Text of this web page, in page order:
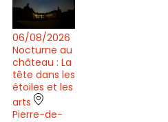
06/08/2026
Nocturne au
château : La
tête dans les
étoiles et les
arts
Pierre-de-